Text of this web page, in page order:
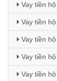
Vay tiền hộ
Vay tiền hộ
Vay tiền
Vay tiền
Vay tiền hộ